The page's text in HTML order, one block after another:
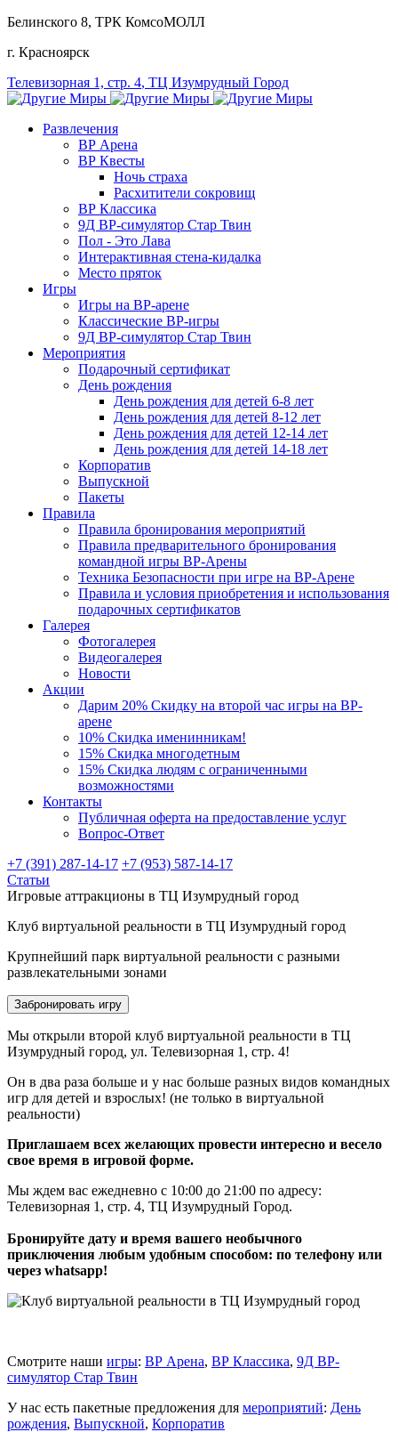
Белинского 8, ТРК КомсоМОЛЛ
г. Красноярск
Телевизорная 1, стр. 4, ТЦ Изумрудный Город
Развлечения
ВР Арена
ВР Квесты
Ночь страха
Расхитители сокровищ
ВР Классика
9Д ВР-симулятор Стар Твин
Пол - Это Лава
Интерактивная стена-кидалка
Место пряток
Игры
Игры на ВР-арене
Классические ВР-игры
9Д ВР-симулятор Стар Твин
Мероприятия
Подарочный сертификат
День рождения
День рождения для детей 6-8 лет
День рождения для детей 8-12 лет
День рождения для детей 12-14 лет
День рождения для детей 14-18 лет
Корпоратив
Выпускной
Пакеты
Правила
Правила бронирования мероприятий
Правила предварительного бронирования
командной игры ВР-Арены
Техника Безопасности при игре на ВР-Арене
Правила и условия приобретения и использования
подарочных сертификатов
Галерея
Фотогалерея
Видеогалерея
Новости
Акции
Дарим 20% Скидку на второй час игры на ВР-
арене
10% Скидка именинникам!
15% Скидка многодетным
15% Скидка людям с ограниченными
возможностями
Контакты
Публичная оферта на предоставление услуг
Вопрос-Ответ
+7 (391) 287-14-17 +7 (953) 587-14-17
Статьи
Игровые аттракционы в ТЦ Изумрудный город
Клуб виртуальной реальности в ТЦ Изумрудный город
Крупнейший парк виртуальной реальности с разными
развлекательными зонами
Забронировать игру
Мы открыли второй клуб виртуальной реальности в ТЦ
Изумрудный город, ул. Телевизорная 1, стр. 4!
Он в два раза больше и у нас больше разных видов командных
игр для детей и взрослых! (не только в виртуальной
реальности)
Приглашаем всех желающих провести интересно и весело
свое время в игровой форме.
Мы ждем вас ежедневно с 10:00 до 21:00 по адресу:
Телевизорная 1, стр. 4, ТЦ Изумрудный Город.
Бронируйте дату и время вашего необычного
приключения любым удобным способом: по телефону или
через whatsapp!
Смотрите наши игры: ВР Арена, ВР Классика, 9Д ВР-
симулятор Стар Твин
У нас есть пакетные предложения для мероприятий: День
рождения, Выпускной, Корпоратив